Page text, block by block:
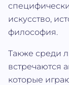
искусство,
философия.
Также среди
встречаются
которые